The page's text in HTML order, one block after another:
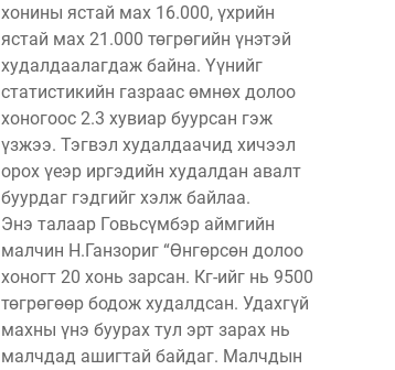
хонины ястай мах 16.000, үхрийн
ястай мах 21.000 төгрөгийн үнэтэй
худалдаалагдаж байна. Үүнийг
статистикийн газраас өмнөх долоо
хоногоос 2.3 хувиар буурсан гэж
үзжээ. Тэгвэл худалдаачид хичээл
орох үеэр иргэдийн худалдан авалт
буурдаг гэдгийг хэлж байлаа.
Энэ талаар Говьсүмбэр аймгийн
малчин Н.Ганзориг “Өнгөрсөн долоо
хоногт 20 хонь зарсан. Кг-ийг нь 9500
төгрөгөөр бодож худалдсан. Удахгүй
махны үнэ буурах тул эрт зарах нь
малчдад ашигтай байдаг. Малчдын